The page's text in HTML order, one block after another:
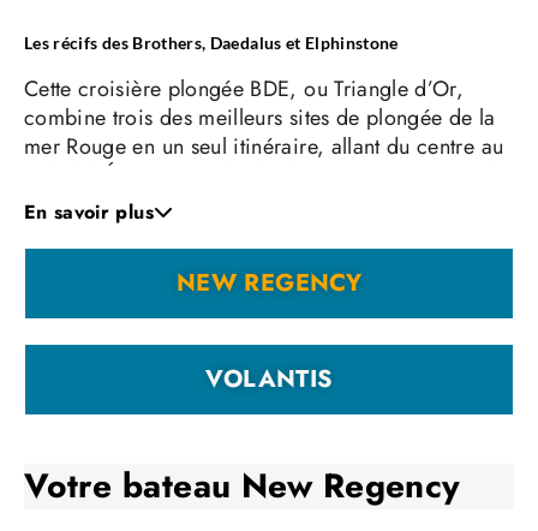
Les récifs des Brothers, Daedalus et Elphinstone
Cette croisière plongée BDE, ou Triangle d’Or,
combine trois des meilleurs sites de plongée de la
mer Rouge en un seul itinéraire, allant du centre au
sud de l’Égypte. On doit la dénomination « Triangle
d’Or » à l’organisation géographique triangulaire
sites incontournables des îles
En partance d’Hurghada ou de Port Galep, vous
plongerez sur certains des plus beaux récifs
coralliens et tombants d’Égypte, très réputés à
l’international et uniquement accessibles en
Daedalus ou sur les deux petites îles de
Brotheret deSmall Brother, vous plongerez sur
En savoir plus
NEW REGENCY
VOLANTIS
Votre bateau New Regency